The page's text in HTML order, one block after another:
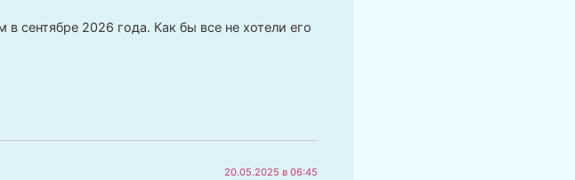
сентябре 2026 года. Как бы все не хотели его
20.05.2025 в 06:45